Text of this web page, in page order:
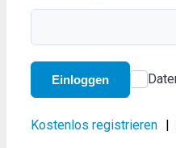
Einloggen
Kostenlos registrieren |